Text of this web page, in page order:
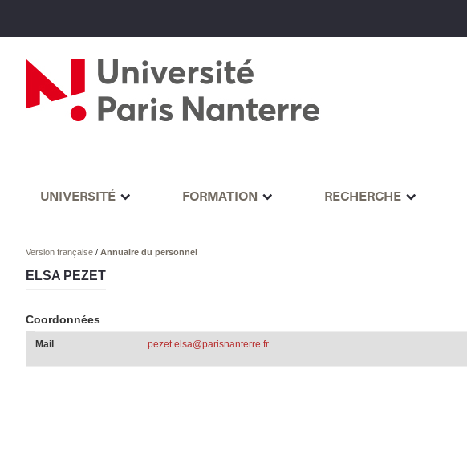
UNIVERSITÉ FORMATION RECHERCHE
Version française/ Annuaire du personnel
ELSA PEZET
Coordonnées
Mail pezet.elsa@parisnanterre.fr